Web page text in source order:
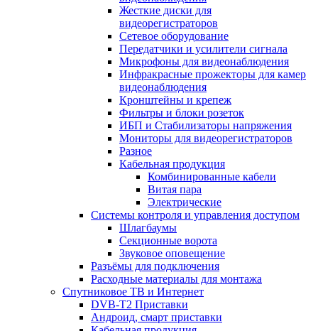
Жесткие диски для
видеорегистраторов
Сетевое оборудование
Передатчики и усилители сигнала
Микрофоны для видеонаблюдения
Инфракрасные прожекторы для камер
видеонаблюдения
Кронштейны и крепеж
Фильтры и блоки розеток
ИБП и Стабилизаторы напряжения
Мониторы для видеорегистраторов
Разное
Кабельная продукция
Комбинированные кабели
Витая пара
Электрические
Системы контроля и управления доступом
Шлагбаумы
Секционные ворота
Звуковое оповещение
Разъёмы для подключения
Расходные материалы для монтажа
Спутниковое ТВ и Интернет
DVB-Т2 Приставки
Андроид, смарт приставки